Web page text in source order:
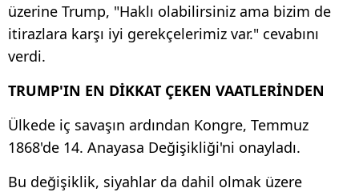
üzerine Trump, "Haklı olabilirsiniz ama bizim de
itirazlara karşı iyi gerekçelerimiz var." cevabını
verdi.
TRUMP'IN EN DİKKAT ÇEKEN VAATLERİNDEN
Ülkede iç savaşın ardından Kongre, Temmuz
1868'de 14. Anayasa Değişikliği'ni onayladı.
Bu değişiklik, siyahlar da dahil olmak üzere